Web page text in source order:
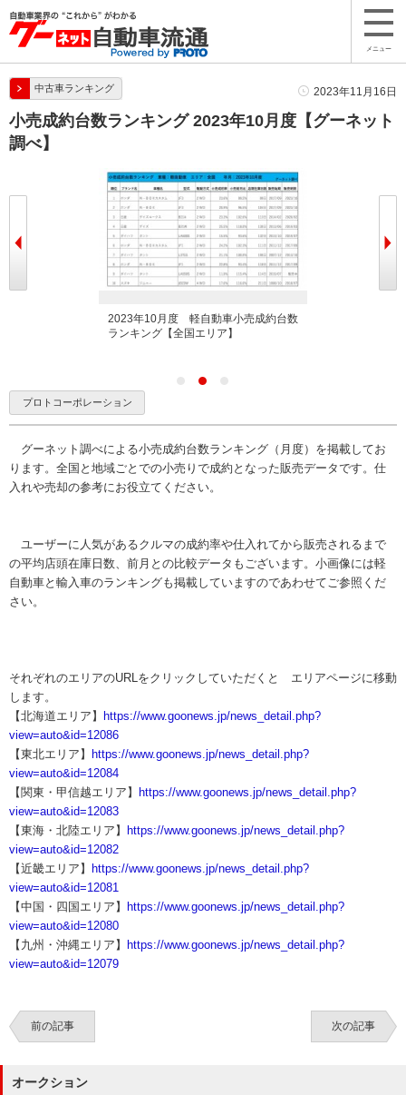
メニュー
中古車ランキング 2023年11月16日
小売成約台数ランキング 2023年10月度【グーネット
調べ】
2023年10月度 軽自動車小売成約台数
ランキング【全国エリア】
プロトコーポレーション
グーネット調べによる小売成約台数ランキング（月度）を掲載してお
ります。全国と地域ごとでの小売りで成約となった販売データです。仕
入れや売却の参考にお役立てください。
ユーザーに人気があるクルマの成約率や仕入れてから販売されるまで
の平均店頭在庫日数、前月との比較データもございます。小画像には軽
自動車と輸入車のランキングも掲載していますのであわせてご参照くだ
さい。
それぞれのエリアのURLをクリックしていただくと エリアページに移動
します。
【北海道エリア】
https://www.goonews.jp/news_detail.php?
view=auto&id=12086
【東北エリア】
https://www.goonews.jp/news_detail.php?
view=auto&id=12084
【関東・甲信越エリア】
https://www.goonews.jp/news_detail.php?
view=auto&id=12083
【東海・北陸エリア】
https://www.goonews.jp/news_detail.php?
view=auto&id=12082
【近畿エリア】
https://www.goonews.jp/news_detail.php?
view=auto&id=12081
【中国・四国エリア】
https://www.goonews.jp/news_detail.php?
view=auto&id=12080
【九州・沖縄エリア】
https://www.goonews.jp/news_detail.php?
view=auto&id=12079
前の記事 次の記事
オークション